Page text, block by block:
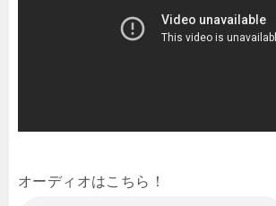
オーディオはこちら！